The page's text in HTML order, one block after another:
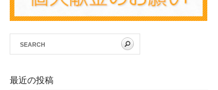
最近の投稿